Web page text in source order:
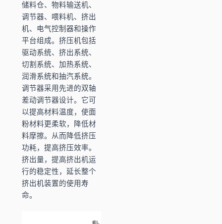
储料仓、物料输送机、
调节器、喂料机、挤出
机、电气控制器和操作
平台组成。挤压机包括
驱动系统、挤出系统、
切割系统、加热系统、
润滑系统和抽汽系统。
调节器采用先进的双轴
差动调节器设计。它可
以提高材料温度，使面
粉材料更柔软，降低材
料摩擦。从而降低挤压
功耗，提高挤压效率。
挤出量，提高挤出机运
行的稳定性，延长整个
挤出机装置的使用寿
命。